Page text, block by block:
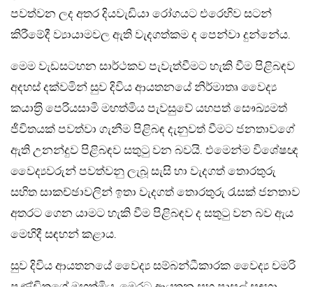
පවත්වන ලද අතර දියවැඩියා රෝගයට එරෙහිව සටන්
කිරීමේදී ව්‍යායාමවල ඇති වැදගත්කම ද පෙන්වා දුන්නේය.
මෙම වැඩසටහන සාර්ථකව පැවැත්වීමට හැකි වීම පිළිබඳව
අදහස් දක්වමින් සුව දිවිය ආයතනයේ නිර්මාතෘ වෛද්‍ය
කයාත‍්‍රි පෙරියසාමි මහත්මිය පැවසුවේ යහපත් සෞඛ්‍යමත්
ජීවිතයක් පවත්වා ගැනීම පිළිබඳ දැනුවත් වීමට ජනතාවගේ
ඇති උනන්දුව පිළිබඳව සතුටු වන බවයි. එමෙන්ම විශේෂඥ
වෛද්‍යවරුන් පවත්වනු ලැබූ සැසි හා වැදගත් තොරතුරු
සහිත සාකච්ඡාවලින් ඉතා වැදගත් තොරතුරු රැසක් ජනතාව
අතරට ගෙන යාමට හැකි වීම පිළිබඳව ද සතුටු වන බව ඇය
මෙහිදී සඳහන් කළාය.
සුව දිවිය ආයතනයේ වෛද්‍ය සම්බන්ධීකාරක වෛද්‍ය චමරි